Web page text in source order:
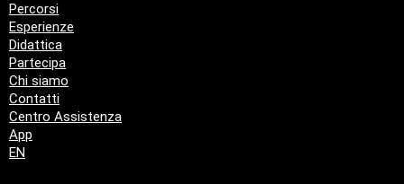
Percorsi
Esperienze
Didattica
Partecipa
Chi siamo
Contatti
Centro Assistenza
App
EN